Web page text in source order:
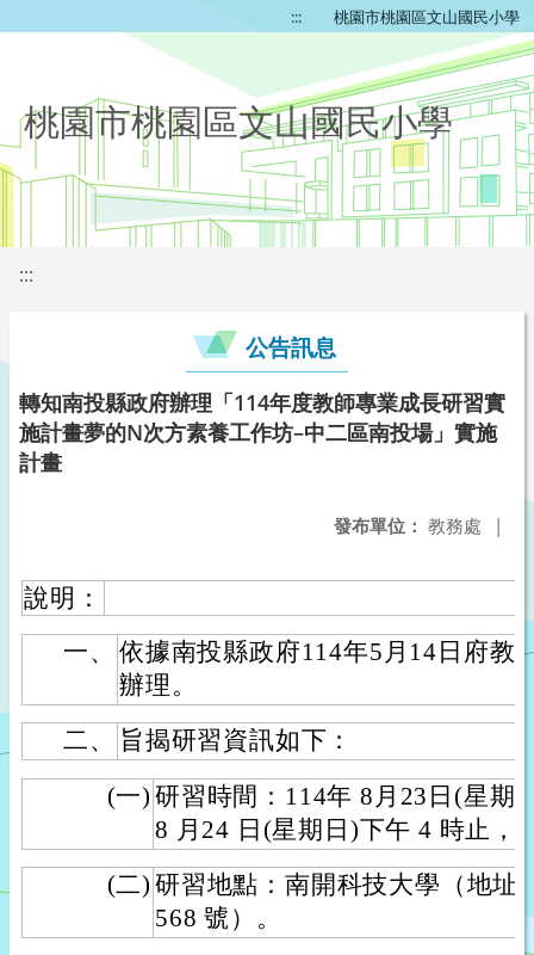
::: 桃園市桃園區文山國民小學
桃園市桃園區文山國民小學
:::
公告訊息
轉知南投縣政府辦理「114年度教師專業成長研習實
施計畫夢的N次方素養工作坊–中二區南投場」實施
計畫
發布單位： 教務處 |
說明：
一、
依據南投縣政府114年5月14日府教
辦理。
二、
旨揭研習資訊如下：
(一) 研習時間：114年 8月23日(星期
8 月24 日(星期日)下午 4 時止，
(二) 研習地點：南開科技大學（地址
568 號）。